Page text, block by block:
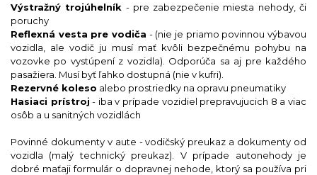
Výstražný trojúhelník - pre zabezpečenie miesta nehody, či
poruchy
Reflexná vesta pre vodiča - (nie je priamo povinnou výbavou
vozidla, ale vodič ju musí mať kvôli bezpečnému pohybu na
vozovke po vystúpení z vozidla). Odporúča sa aj pre každého
pasažiera. Musí byť ľahko dostupná (nie v kufri).
Rezervné koleso alebo prostriedky na opravu pneumatiky
Hasiaci prístroj - iba v prípade vozidiel prepravujucich 8 a viac
osôb a u sanitných vozidlách
Povinné dokumenty v aute - vodičský preukaz a dokumenty od
vozidla (malý technický preukaz). V prípade autonehody je
dobré maťaji formulár o dopravnej nehode, ktorý sa používa pri